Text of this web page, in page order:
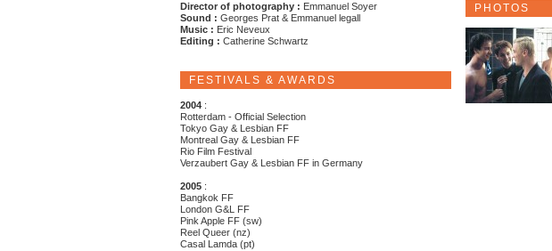
Director of photography : Emmanuel Soyer
Sound : Georges Prat & Emmanuel legall
Music : Eric Neveux
Editing : Catherine Schwartz
FESTIVALS & AWARDS
2004 :
Rotterdam - Official Selection
Tokyo Gay & Lesbian FF
Montreal Gay & Lesbian FF
Rio Film Festival
Verzaubert Gay & Lesbian FF in Germany
2005 :
Bangkok FF
London G&L FF
Pink Apple FF (sw)
Reel Queer (nz)
Casal Lamda (pt)
PHOTOS